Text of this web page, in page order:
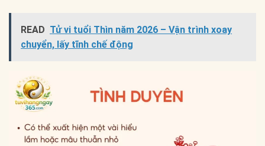
READ Tử vi tuổi Thìn năm 2026 – Vận trình xoay
chuyển, lấy tĩnh chế động